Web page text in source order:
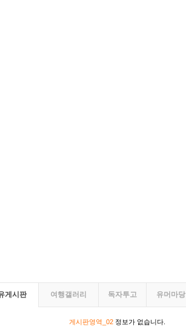
게시판 여행갤러리 독자투고 유머마당
게시판영역_02정보가 없습니다.